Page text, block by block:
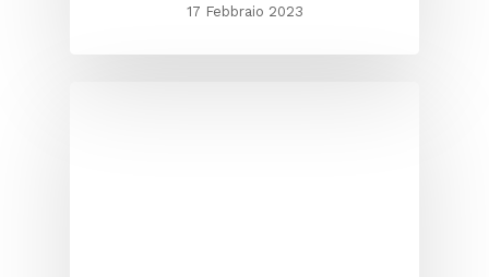
17 Febbraio 2023